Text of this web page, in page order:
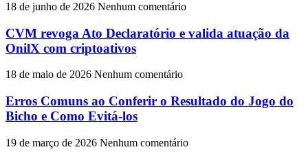
18 de junho de 2026 Nenhum comentário
CVM revoga Ato Declaratório e valida atuação da
OnilX com criptoativos
18 de maio de 2026 Nenhum comentário
Erros Comuns ao Conferir o Resultado do Jogo do
Bicho e Como Evitá-los
19 de março de 2026 Nenhum comentário